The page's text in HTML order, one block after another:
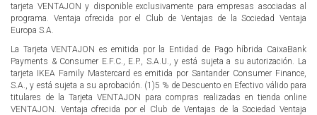
tarjeta VENTAJON y disponible exclusivamente para empresas asociadas al
programa. Ventaja ofrecida por el Club de Ventajas de la Sociedad Ventaja
Europa S.A.
La Tarjeta VENTAJON es emitida por la Entidad de Pago híbrida CaixaBank
Payments & Consumer E.F.C., E.P., S.A.U., y está sujeta a su autorización. La
tarjeta IKEA Family Mastercard es emitida por Santander Consumer Finance,
S.A., y está sujeta a su aprobación. (1)5 % de Descuento en Efectivo válido para
titulares de la Tarjeta VENTAJON para compras realizadas en tienda online
VENTAJON. Ventaja ofrecida por el Club de Ventajas de la Sociedad Ventaja